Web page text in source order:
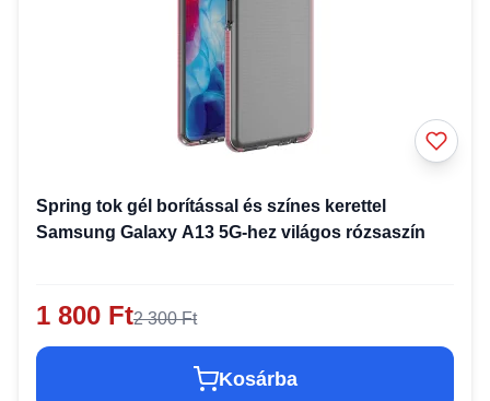
Spring tok gél borítással és színes kerettel
Samsung Galaxy A13 5G-hez világos rózsaszín
1 800 Ft2 300 Ft
Kosárba